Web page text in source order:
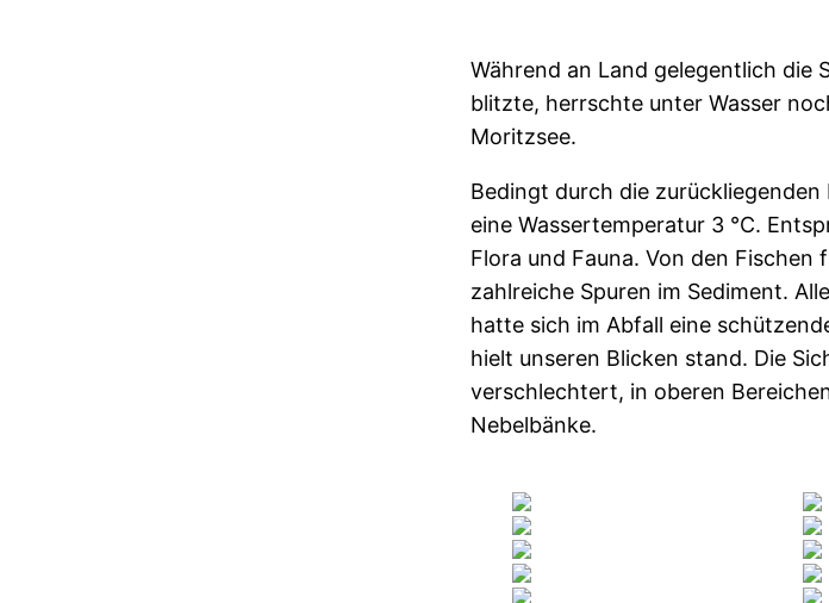
Während an Land gelegentlich die
blitzte, herrschte unter Wasser
Moritzsee.
Bedingt durch die
eine Wassertemperatur 3 °C.
Flora und Fauna. Von den
zahlreiche Spuren im Sediment.
hatte sich im Abfall eine
hielt unseren Blicken stand. Die
verschlechtert, in oberen
Nebelbänke.